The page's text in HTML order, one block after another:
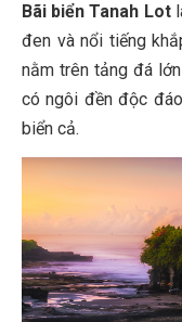
Bãi biển Tanah Lot
đen và nổi tiếng
nằm trên tảng đá
có ngôi đền độc
biển cả.